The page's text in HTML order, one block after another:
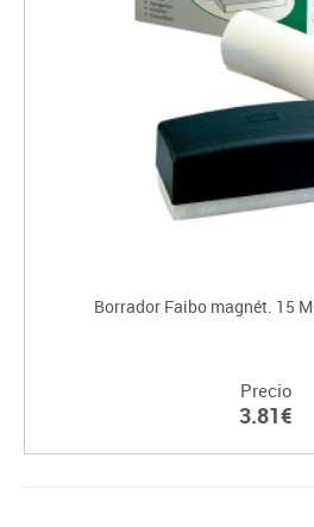
Borrador Faibo magnét. 15
Precio
3.81€